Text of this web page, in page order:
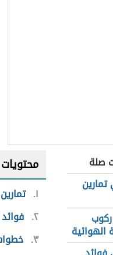
صلة
الهوائية
محتويات
١
٢
٣